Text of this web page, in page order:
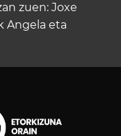
zuen: Joxe
Angela eta